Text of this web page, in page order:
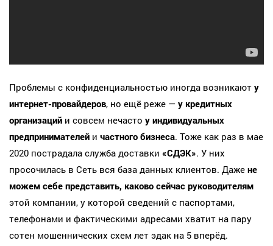
Проблемы с конфиденциальностью иногда возникают у
интернет-провайдеров, но ещё реже — у кредитных
организаций и совсем нечасто у индивидуальных
предпринимателей и частного бизнеса. Тоже как раз в мае
2020 пострадала служба доставки «СДЭК». У них
просочилась в Сеть вся база данных клиентов. Даже не
можем себе представить, каково сейчас руководителям
этой компании, у которой сведений с паспортами,
телефонами и фактическими адресами хватит на пару
сотен мошеннических схем лет эдак на 5 вперёд.